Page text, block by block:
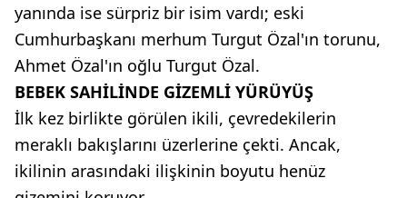
yanında ise sürpriz bir isim vardı; eski
Cumhurbaşkanı merhum Turgut Özal'ın torunu,
Ahmet Özal'ın oğlu Turgut Özal.
BEBEK SAHİLİNDE GİZEMLİ YÜRÜYÜŞ
İlk kez birlikte görülen ikili, çevredekilerin
meraklı bakışlarını üzerlerine çekti. Ancak,
ikilinin arasındaki ilişkinin boyutu henüz